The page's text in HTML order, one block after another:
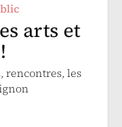
arts et
rencontres, les